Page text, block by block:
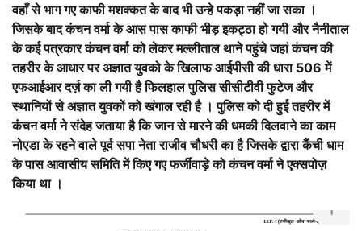
वहाँ से भाग गए काफी मशक्कत के बाद भी उन्हे पकड़ा नहीं जा सका ।
जिसके बाद कंचन वर्मा के आस पास काफी भीड़ इकट्ठा हो गयी और नैनीताल
के कई पत्रकार कंचन वर्मा को लेकर मल्लीताल थाने पहुंचे जहां कंचन की
तहरीर के आधार पर अज्ञात युवको के खिलाफ आईपीसी की धारा 506 में
एफआईआर दर्ज़ का ली गयी है फिलहाल पुलिस सीसीटीवी फुटेज और
स्थानियों से अज्ञात युवकों को खंगाल रही है । पुलिस को दी हुई तहरीर में
कंचन वर्मा ने संदेह जताया है कि जान से मारने की धमकी दिलवाने का काम
नोएडा के रहने वाले पूर्व सपा नेता राजीव चौधरी का है जिसके द्वारा कैंची धाम
के पास आवासीय समिति में किए गए फर्जीवाड़े को कंचन वर्मा ने एक्सपोज़
किया था ।